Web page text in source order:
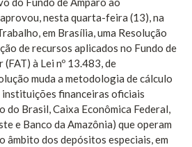
nesta quarta-feira (13), na
em Brasília, uma Resolução
de recursos aplicados no Fundo de
à Lei nº 13.483, de
muda a metodologia de cálculo
instituições financeiras oficiais
do Brasil, Caixa Econômica Federal,
e Banco da Amazônia) que operam
âmbito dos depósitos especiais, em